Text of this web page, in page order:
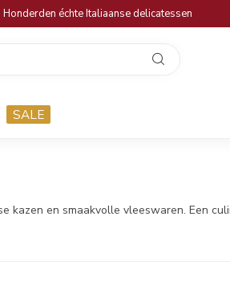
Honderden échte Italiaanse delicatessen
SALE
en smaakvolle vleeswaren. Een